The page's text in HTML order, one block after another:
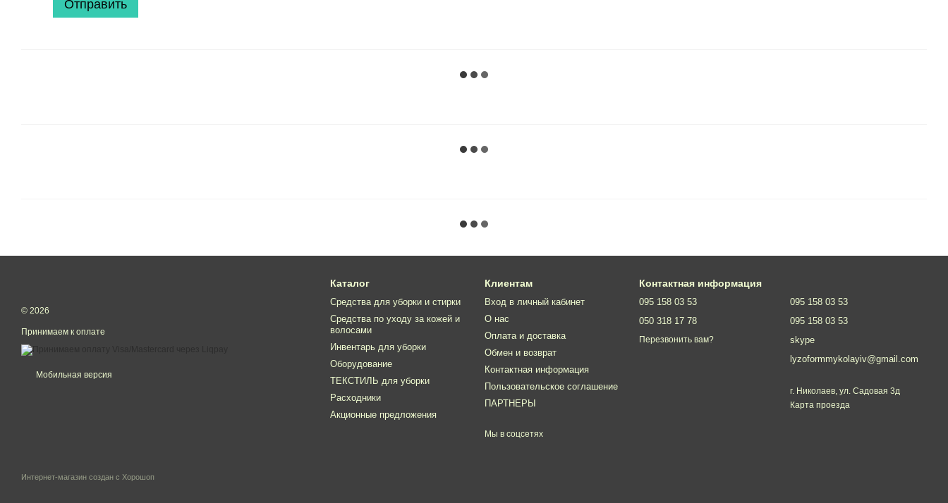
Отправить
© 2026
Принимаем к оплате
Мобильная версия
Интернет-магазин создан с Хорошоп
Каталог
Средства для уборки и стирки
Средства по уходу за кожей и
волосами
Инвентарь для уборки
Оборудование
ТЕКСТИЛЬ для уборки
Расходники
Акционные предложения
Клиентам
Вход в личный кабинет
О нас
Оплата и доставка
Обмен и возврат
Контактная информация
Пользовательское соглашение
ПАРТНЕРЫ
Мы в соцсетях
Контактная информация
095 158 03 53
050 318 17 78
Перезвонить вам?
095 158 03 53
095 158 03 53
skype
lyzoformmykolayiv@gmail.com
г. Николаев, ул. Садовая 3д
Карта проезда